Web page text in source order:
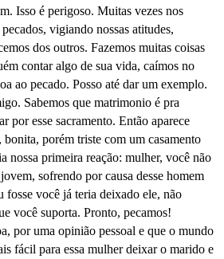
Isso é perigoso. Muitas vezes nos
vigiando nossas atitudes,
dos outros. Fazemos muitas coisas
contar algo de sua vida, caímos no
ao pecado. Posso até dar um exemplo.
Sabemos que matrimonio é pra
por esse sacramento. Então aparece
porém triste com um casamento
nossa primeira reação: mulher, você não
sofrendo por causa desse homem
fosse você já teria deixado ele, não
você suporta. Pronto, pecamos!
por uma opinião pessoal e que o mundo
fácil para essa mulher deixar o marido e